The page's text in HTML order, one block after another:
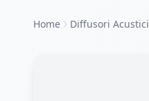
Home Diffusori Acustici